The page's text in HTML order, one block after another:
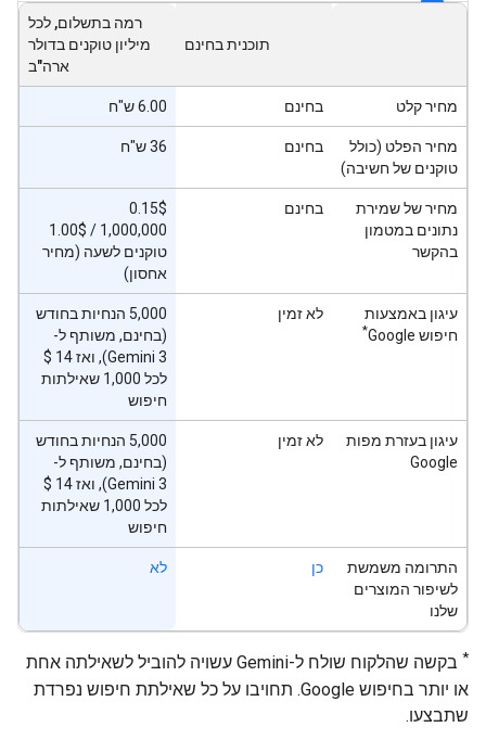
תוכנית בחינם
רמה בתשלום, לכל
מיליון טוקנים בדולר
ארה"ב
מחיר קלט בחינם 6.00 ש"ח
מחיר הפלט (כולל
טוקנים של חשיבה)
בחינם 36 ש"ח
מחיר של שמירת
נתונים במטמון
בהקשר
בחינם
‫0.15$
‫1.00$‎ / 1,000,000
טוקנים לשעה (מחיר
אחסון)
עיגון באמצעות
חיפוש Google
*
לא זמין
‫5,000 הנחיות בחודש
(בחינם, משותף ל-
לכל 1,000 שאילתות
חיפוש
עיגון בעזרת מפות
Google
לא זמין
‫5,000 הנחיות בחודש
(בחינם, משותף ל-
לכל 1,000 שאילתות
חיפוש
התרומה משמשת
לשיפור המוצרים
שלנו
כן לא
*
בקשה שהלקוח שולח ל-Gemini עשויה להוביל לשאילתה אחת
או יותר בחיפוש Google. תחויבו על כל שאילתת חיפוש נפרדת
שתבצעו.